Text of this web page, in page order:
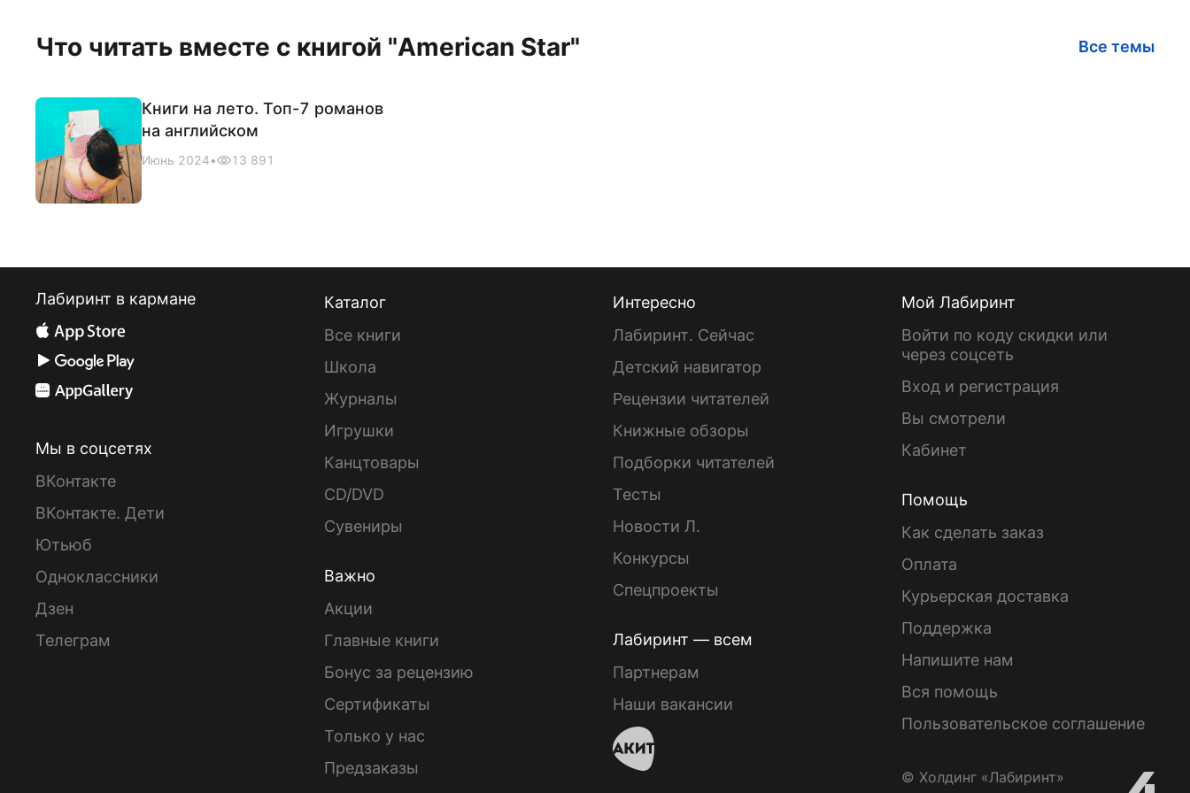
Что читать вместе с книгой "American Star"
Книги на лето. Топ-7 романов
на английском
Июнь 2024• 13 891
Все темы
Лабиринт в кармане
Мы в соцсетях
ВКонтакте
ВКонтакте. Дети
Ютьюб
Одноклассники
Дзен
Телеграм
Каталог
Все книги
Школа
Журналы
Игрушки
Канцтовары
CD/DVD
Сувениры
Важно
Акции
Главные книги
Бонус за рецензию
Сертификаты
Только у нас
Предзаказы
Интересно
Лабиринт. Сейчас
Детский навигатор
Рецензии читателей
Книжные обзоры
Подборки читателей
Тесты
Новости Л.
Конкурсы
Спецпроекты
Лабиринт — всем
Партнерам
Наши вакансии
Мой Лабиринт
Войти по коду скидки или
через соцсеть
Вход и регистрация
Вы смотрели
Кабинет
Помощь
Как сделать заказ
Оплата
Курьерская доставка
Поддержка
Напишите нам
Вся помощь
Пользовательское соглашение
© Холдинг «Лабиринт»